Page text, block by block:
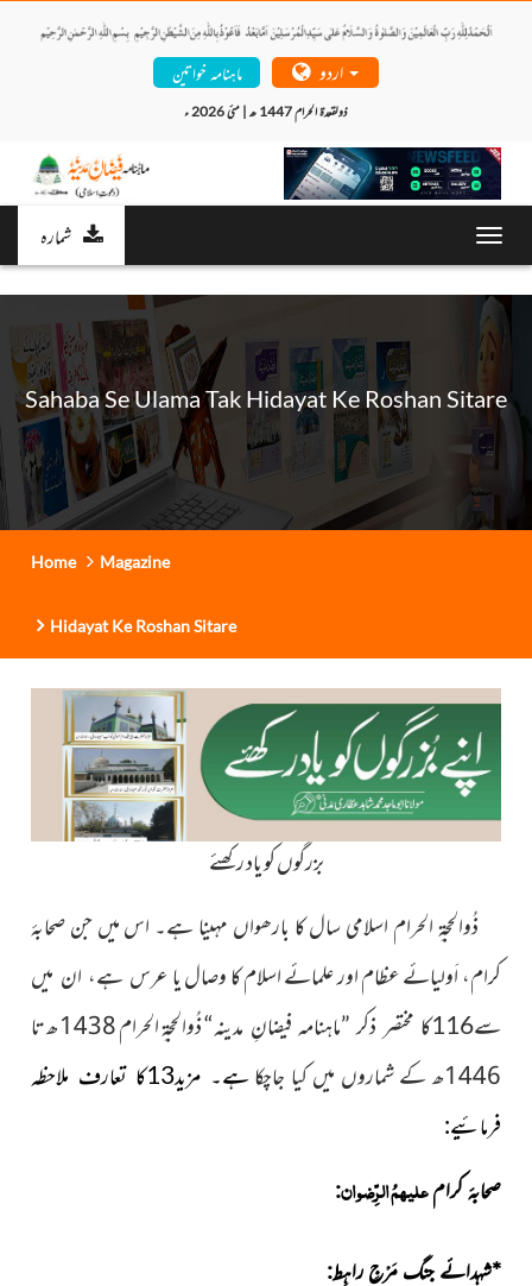
ماہنامہ خواتین
ذولقعدۃ الحرام 1447 ھ | مئی 2026 ء
شمارہ
Sahaba Se Ulama Tak Hidayat Ke Roshan Sitare
Home Magazine
Hidayat Ke Roshan Sitare
بزرگوں کو یاد رکھئے
ذُوالحجۃِ الحرام اسلامی سال کا بارھواں مہینا ہے۔ اس میں جن صحابۂ
کرام، اَولیائے عظام اور علمائے اسلام کا وصال یاعرس ہے، ان میں
سے116کا مختصر ذکر ”ماہنامہ فیضانِ مدینہ“
ذُوالحجۃِ الحرام 1438ھ تا
1446ھ کے شماروں میں کیا جاچکا
ہے۔ مزید13کا تعارف ملاحظہ
فرمائیے:
صحابۂ کرامعلیہمُ الرِّضوان:
*شہدائے جنگ مَرْجِ راہِط: